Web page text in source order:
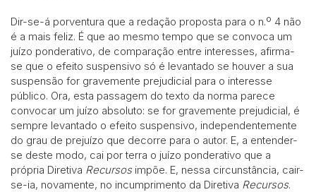
Dir-se-á porventura que a redação proposta para o n.º 4 não
é a mais feliz. É que ao mesmo tempo que se convoca um
juízo ponderativo, de comparação entre interesses, afirma-
se que o efeito suspensivo só é levantado se houver a sua
suspensão for gravemente prejudicial para o interesse
público. Ora, esta passagem do texto da norma parece
convocar um juízo absoluto: se for gravemente prejudicial, é
sempre levantado o efeito suspensivo, independentemente
do grau de prejuízo que decorre para o autor. E, a entender-
se deste modo, cai por terra o juízo ponderativo que a
própria Diretiva Recursosimpõe. E, nessa circunstância, cair-
se-ia, novamente, no incumprimento da Diretiva Recursos.